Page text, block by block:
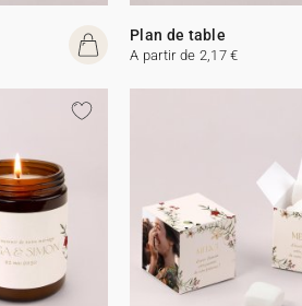
Plan de table
A partir de 2,17 €